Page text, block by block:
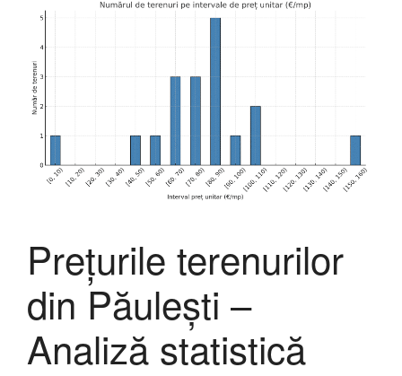
Prețurile terenurilor
din Păulești –
Analiză statistică